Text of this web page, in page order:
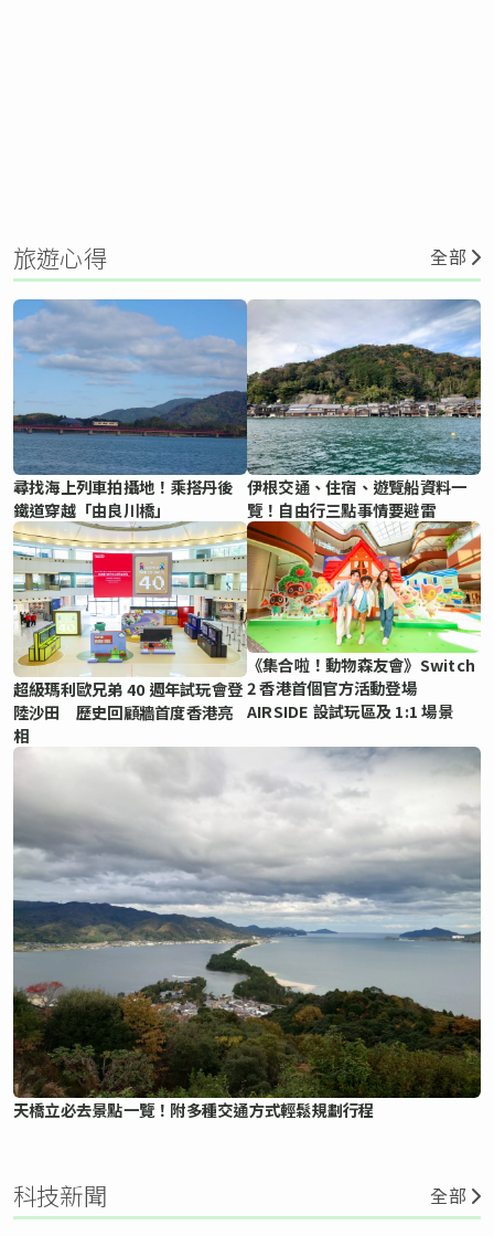
旅遊心得 全部
尋找海上列車拍攝地！乘搭丹後
鐵道穿越「由良川橋」
伊根交通、住宿、遊覽船資料一
覽！自由行三點事情要避雷
超級瑪利歐兄弟 40 週年試玩會登
陸沙田 歷史回顧牆首度香港亮
相
《集合啦！動物森友會》Switch
2 香港首個官方活動登場
AIRSIDE 設試玩區及 1:1 場景
天橋立必去景點一覽！附多種交通方式輕鬆規劃行程
科技新聞 全部